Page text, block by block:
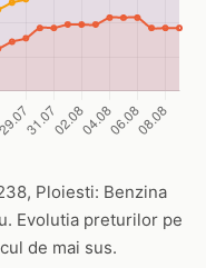
Ploiesti: Benzina
Evolutia preturilor pe
de mai sus.